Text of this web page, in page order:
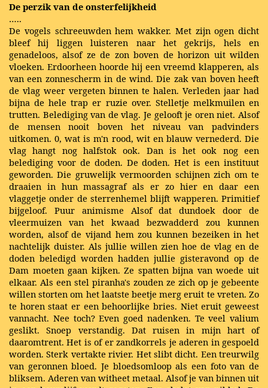
De perzik van de onsterfelijkheid
…..
De vogels schreeuwden hem wakker. Met zijn ogen dicht
bleef hij liggen luisteren naar het gekrijs, hels en
genadeloos, alsof ze de zon boven de horizon uit wilden
vloeken. Erdoorheen hoorde hij een vreemd klapperen, als
van een zonnescherm in de wind. Die zak van boven heeft
de vlag weer vergeten binnen te halen. Verleden jaar had
bijna de hele trap er ruzie over. Stelletje melkmuilen en
trutten. Belediging van de vlag. Je gelooft je oren niet. Alsof
de mensen nooit boven het niveau van padvinders
uitkomen. 0, wat is m'n rood, wit en blauw vernederd. Die
vlag hangt nog halfstok ook. Dan is het ook nog een
belediging voor de doden. De doden. Het is een instituut
geworden. Die gruwelijk vermoorden schijnen zich om te
draaien in hun massagraf als er zo hier en daar een
vlaggetje onder de sterrenhemel blijft wapperen. Primitief
bijgeloof. Puur animisme Alsof dat dundoek door de
vleermuizen van het kwaad bezwadderd zou kunnen
worden, alsof de vijand hem zou kunnen bezeiken in het
nachtelijk duister. Als jullie willen zien hoe de vlag en de
doden beledigd worden hadden jullie gisteravond op de
Dam moeten gaan kijken. Ze spatten bijna van woede uit
elkaar. Als een stel piranha's zouden ze zich op je gebeente
willen storten om het laatste beetje merg eruit te vreten. Zo
te horen staat er een behoorlijke bries. Niet eruit geweest
vannacht. Nee toch? Even goed nadenken. Te veel valium
geslikt. Snoep verstandig. Dat ruisen in mijn hart of
daaromtrent. Het is of er zandkorrels je aderen in gespoeld
worden. Sterk vertakte rivier. Het slibt dicht. Een treurwilg
van geronnen bloed. Je bloedsomloop als een foto van de
bliksem. Aderen van witheet metaal. Alsof je van binnen uit